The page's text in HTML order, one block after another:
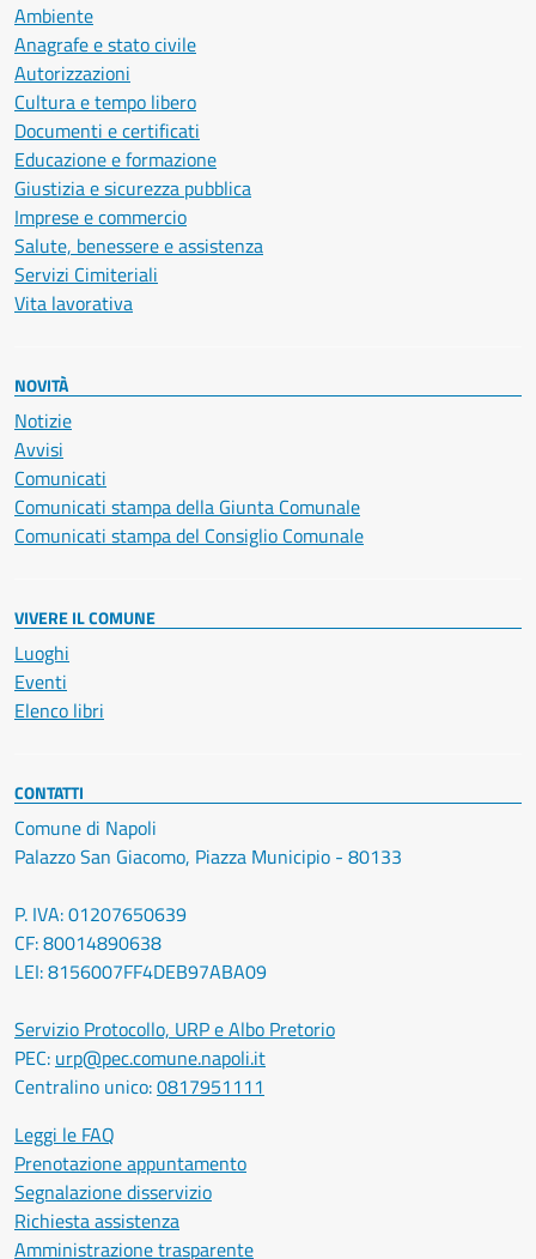
Ambiente
Anagrafe e stato civile
Autorizzazioni
Cultura e tempo libero
Documenti e certificati
Educazione e formazione
Giustizia e sicurezza pubblica
Imprese e commercio
Salute, benessere e assistenza
Servizi Cimiteriali
Vita lavorativa
NOVITÀ
Notizie
Avvisi
Comunicati
Comunicati stampa della Giunta Comunale
Comunicati stampa del Consiglio Comunale
VIVERE IL COMUNE
Luoghi
Eventi
Elenco libri
CONTATTI
Comune di Napoli
Palazzo San Giacomo, Piazza Municipio - 80133
P. IVA: 01207650639
CF: 80014890638
LEI: 8156007FF4DEB97ABA09
Servizio Protocollo, URP e Albo Pretorio
PEC: urp@pec.comune.napoli.it
Centralino unico:0817951111
Leggi le FAQ
Prenotazione appuntamento
Segnalazione disservizio
Richiesta assistenza
Amministrazione trasparente